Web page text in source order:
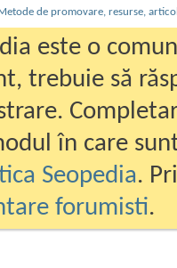
de promovare, resurse,
este o
trebuie să
în care
Seopedia.
forumisti.